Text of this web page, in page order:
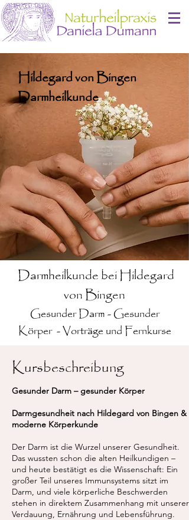
Hildegard von Bingen
Darmheilkunde
Darmheilkunde bei Hildegard
von Bingen
Gesunder Darm - Gesunder
Körper - Vorträge und Fernkurse
Kursbeschreibung
Gesunder Darm – gesunder Körper
Darmgesundheit nach Hildegard von Bingen &
moderne Körperkunde
Der Darm ist die Wurzel unserer Gesundheit.
Das wussten schon die alten Heilkundigen –
und heute bestätigt es die Wissenschaft: Ein
großer Teil unseres Immunsystems sitzt im
Darm, und viele körperliche Beschwerden
stehen in direktem Zusammenhang mit unserer
Verdauung, Ernährung und Lebensführung.